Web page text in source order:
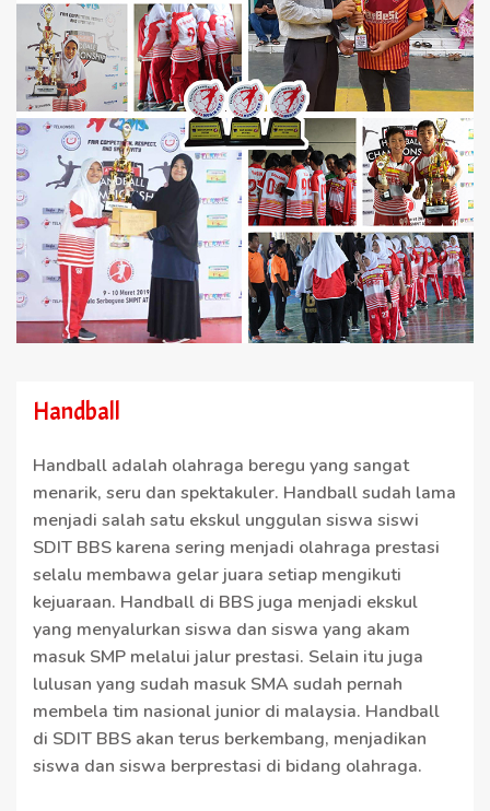
Handball
Handball adalah olahraga beregu yang sangat
menarik, seru dan spektakuler. Handball sudah lama
menjadi salah satu ekskul unggulan siswa siswi
SDIT BBS karena sering menjadi olahraga prestasi
selalu membawa gelar juara setiap mengikuti
kejuaraan. Handball di BBS juga menjadi ekskul
yang menyalurkan siswa dan siswa yang akam
masuk SMP melalui jalur prestasi. Selain itu juga
lulusan yang sudah masuk SMA sudah pernah
membela tim nasional junior di malaysia. Handball
di SDIT BBS akan terus berkembang, menjadikan
siswa dan siswa berprestasi di bidang olahraga.